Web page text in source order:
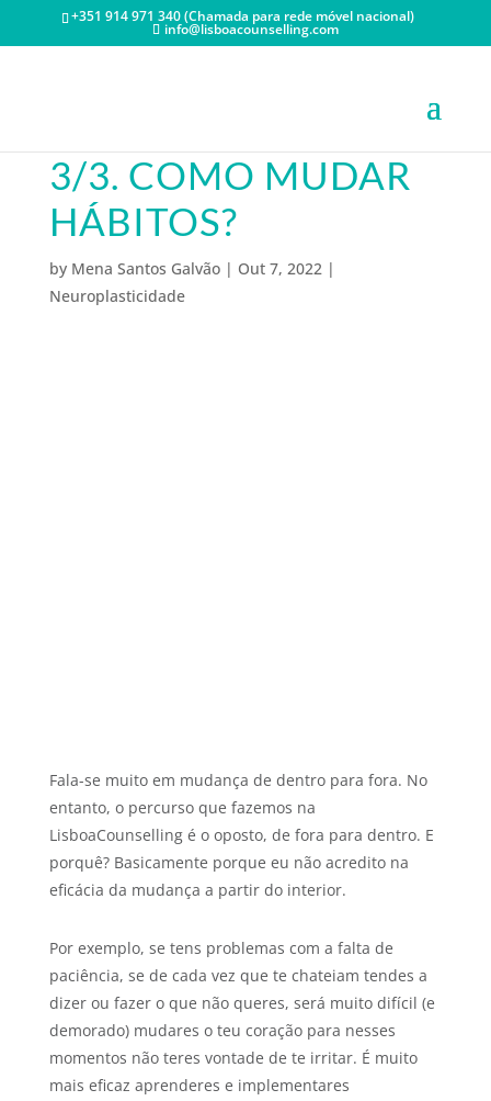
+351 914 971 340 (Chamada para rede móvel nacional)
info@lisboacounselling.com
3/3. COMO MUDAR
HÁBITOS?
by Mena Santos Galvão| Out 7, 2022|
Neuroplasticidade
Fala-se muito em mudança de dentro para fora. No
entanto, o percurso que fazemos na
LisboaCounselling é o oposto, de fora para dentro. E
porquê? Basicamente porque eu não acredito na
eficácia da mudança a partir do interior.
Por exemplo, se tens problemas com a falta de
paciência, se de cada vez que te chateiam tendes a
dizer ou fazer o que não queres, será muito difícil (e
demorado) mudares o teu coração para nesses
momentos não teres vontade de te irritar. É muito
mais eficaz aprenderes e implementares